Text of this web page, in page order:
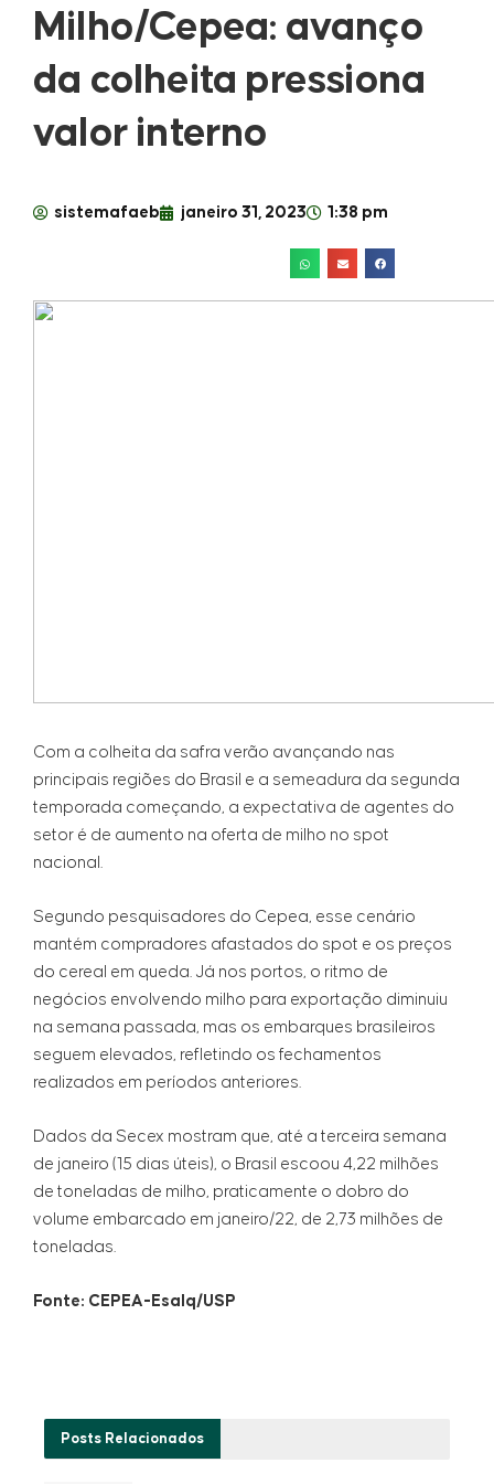
Milho/Cepea: avanço
da colheita pressiona
valor interno
sistemafaeb janeiro 31, 2023 1:38 pm
Com a colheita da safra verão avançando nas
principais regiões do Brasil e a semeadura da segunda
temporada começando, a expectativa de agentes do
setor é de aumento na oferta de milho no spot
nacional.
Segundo pesquisadores do Cepea, esse cenário
mantém compradores afastados do spot e os preços
do cereal em queda. Já nos portos, o ritmo de
negócios envolvendo milho para exportação diminuiu
na semana passada, mas os embarques brasileiros
seguem elevados, refletindo os fechamentos
realizados em períodos anteriores.
Dados da Secex mostram que, até a terceira semana
de janeiro (15 dias úteis), o Brasil escoou 4,22 milhões
de toneladas de milho, praticamente o dobro do
volume embarcado em janeiro/22, de 2,73 milhões de
toneladas.
Fonte: CEPEA-Esalq/USP
Posts Relacionados